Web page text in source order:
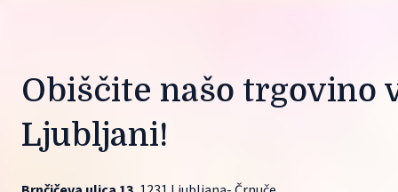
Obiščite našo trgovino
Ljubljani!